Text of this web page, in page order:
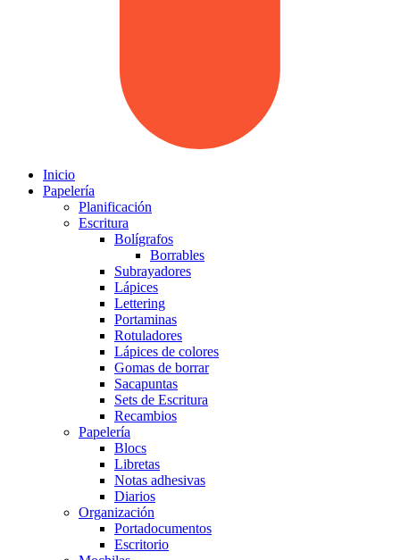
Inicio
Papelería
Planificación
Escritura
Bolígrafos
Borrables
Subrayadores
Lápices
Lettering
Portaminas
Rotuladores
Lápices de colores
Gomas de borrar
Sacapuntas
Sets de Escritura
Recambios
Papelería
Blocs
Libretas
Notas adhesivas
Diarios
Organización
Portadocumentos
Escritorio